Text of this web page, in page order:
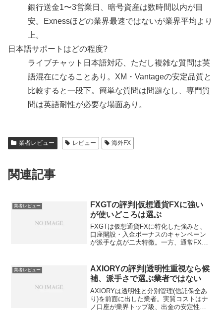
銀行送金1〜3営業日、暗号資産は数時間以内が目
安。Exnessほどの業界最速ではないが業界平均より
上。
日本語サポートはどの程度?
ライブチャット日本語対応、ただし複雑な質問は英
語混在になることあり。XM・Vantageの安定品質と
比較すると一段下。簡単な質問は問題なし、専門質
問は英語耐性が必要な場面あり。
業者レビュー レビュー 海外FX
関連記事
業者レビュー
FXGTの評判|仮想通貨FXに強い
が使いどころは選ぶ
FXGTは仮想通貨FXに特化した強みと、
口座開設・入金ボーナスのキャンペーン
が派手な点が二大特徴。一方、通常FXの
な通常FXメインなら他社のほうが合いま
す。
業者レビュー
AXIORYの評判|透明性重視なら候
補、派手さで選ぶ業者ではない
AXIORYは透明性と分別管理(信託保全あ
り)を前面に出した業者。実質コストはナ
ノ口座が業界トップ級、出金の安定性も